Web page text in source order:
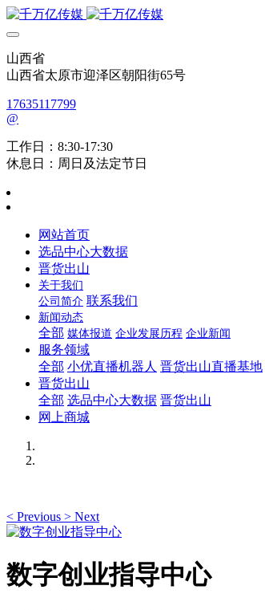
山西省
山西省太原市迎泽区朝阳街65号
17635117799
@
工作日：8:30-17:30
休息日：周日及法定节日
网站首页
选品中心大数据
晋货出山
关于我们
公司简介 联系我们
新闻动态
全部 媒体报道 企业发展历程 企业新闻
服务领域
全部 小优直播机器人 晋货出山直播基地
晋货出山
全部 选品中心大数据 晋货出山
网上商城
< Previous > Next
数字创业指导中心